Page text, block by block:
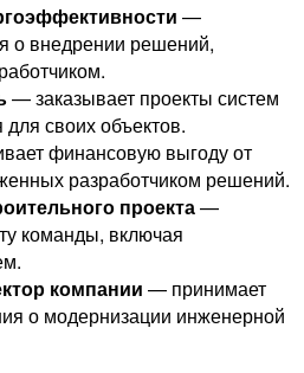
—
о внедрении решений,
— заказывает проекты систем
своих объектов.
финансовую выгоду от
разработчиком решений.
проекта—
команды, включая
компании — принимает
о модернизации инженерной